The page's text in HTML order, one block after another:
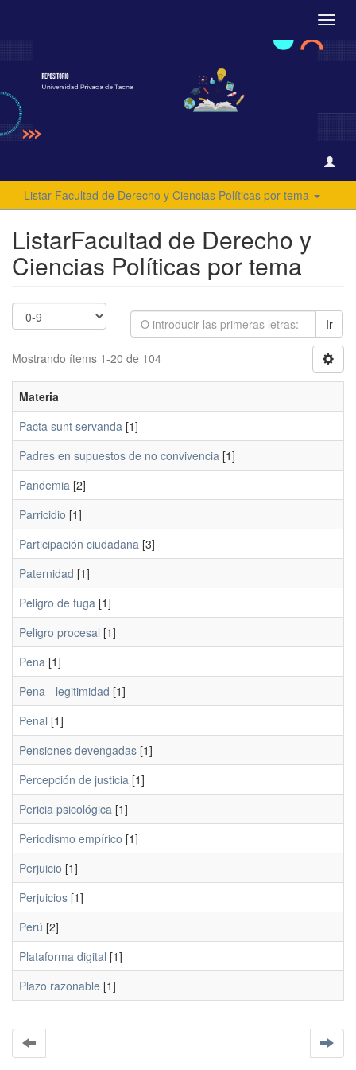
Listar Facultad de Derecho y Ciencias Políticas por tema
ListarFacultad de Derecho y
Ciencias Políticas por tema
Ir
Mostrando ítems 1-20 de 104
Materia
Pacta sunt servanda [1]
Padres en supuestos de no convivencia [1]
Pandemia [2]
Parricidio [1]
Participación ciudadana [3]
Paternidad [1]
Peligro de fuga [1]
Peligro procesal [1]
Pena [1]
Pena - legitimidad [1]
Penal [1]
Pensiones devengadas [1]
Percepción de justicia [1]
Pericia psicológica [1]
Periodismo empírico [1]
Perjuicio [1]
Perjuicios [1]
Perú [2]
Plataforma digital [1]
Plazo razonable [1]